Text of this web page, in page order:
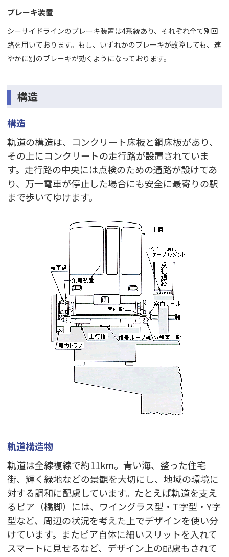
ブレーキ装置
シーサイドラインのブレーキ装置は4系統あり、それぞれ全て別回
路を用いております。もし、いずれかのブレーキが故障しても、速
やかに別のブレーキが効くようになっております。
構造
構造
軌道の構造は、コンクリート床板と鋼床板があり、
その上にコンクリートの走行路が設置されていま
す。走行路の中央には点検のための通路が設けてあ
り、万一電車が停止した場合にも安全に最寄りの駅
まで歩いてゆけます。
軌道構造物
軌道は全線複線で約11km。青い海、整った住宅
街、輝く緑地などの景観を大切にし、地域の環境に
対する調和に配慮しています。たとえば軌道を支え
るピア（橋脚）には、ワイングラス型・T字型・Y字
型など、周辺の状況を考えた上でデザインを使い分
けています。またピア自体に細いスリットを入れて
スマートに見せるなど、デザイン上の配慮もされて